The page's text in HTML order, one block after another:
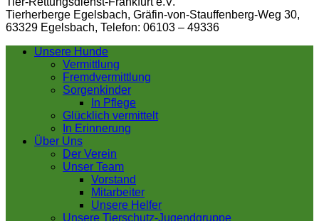
Tierherberge Egelsbach, Gräfin-von-Stauffenberg-Weg 30,
63329 Egelsbach, Telefon: 06103 – 49336
Unsere Hunde
Vermittlung
Fremdvermittlung
Sorgenkinder
In Pflege
Glücklich vermittelt
In Erinnerung
Über Uns
Der Verein
Unser Team
Vorstand
Mitarbeiter
Unsere Helfer
Unsere Tierschutz-Jugendgruppe